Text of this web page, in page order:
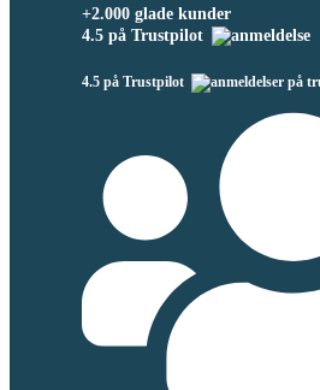
+2.000 glade kunder
4.5 på Trustpilot
4.5 på Trustpilot